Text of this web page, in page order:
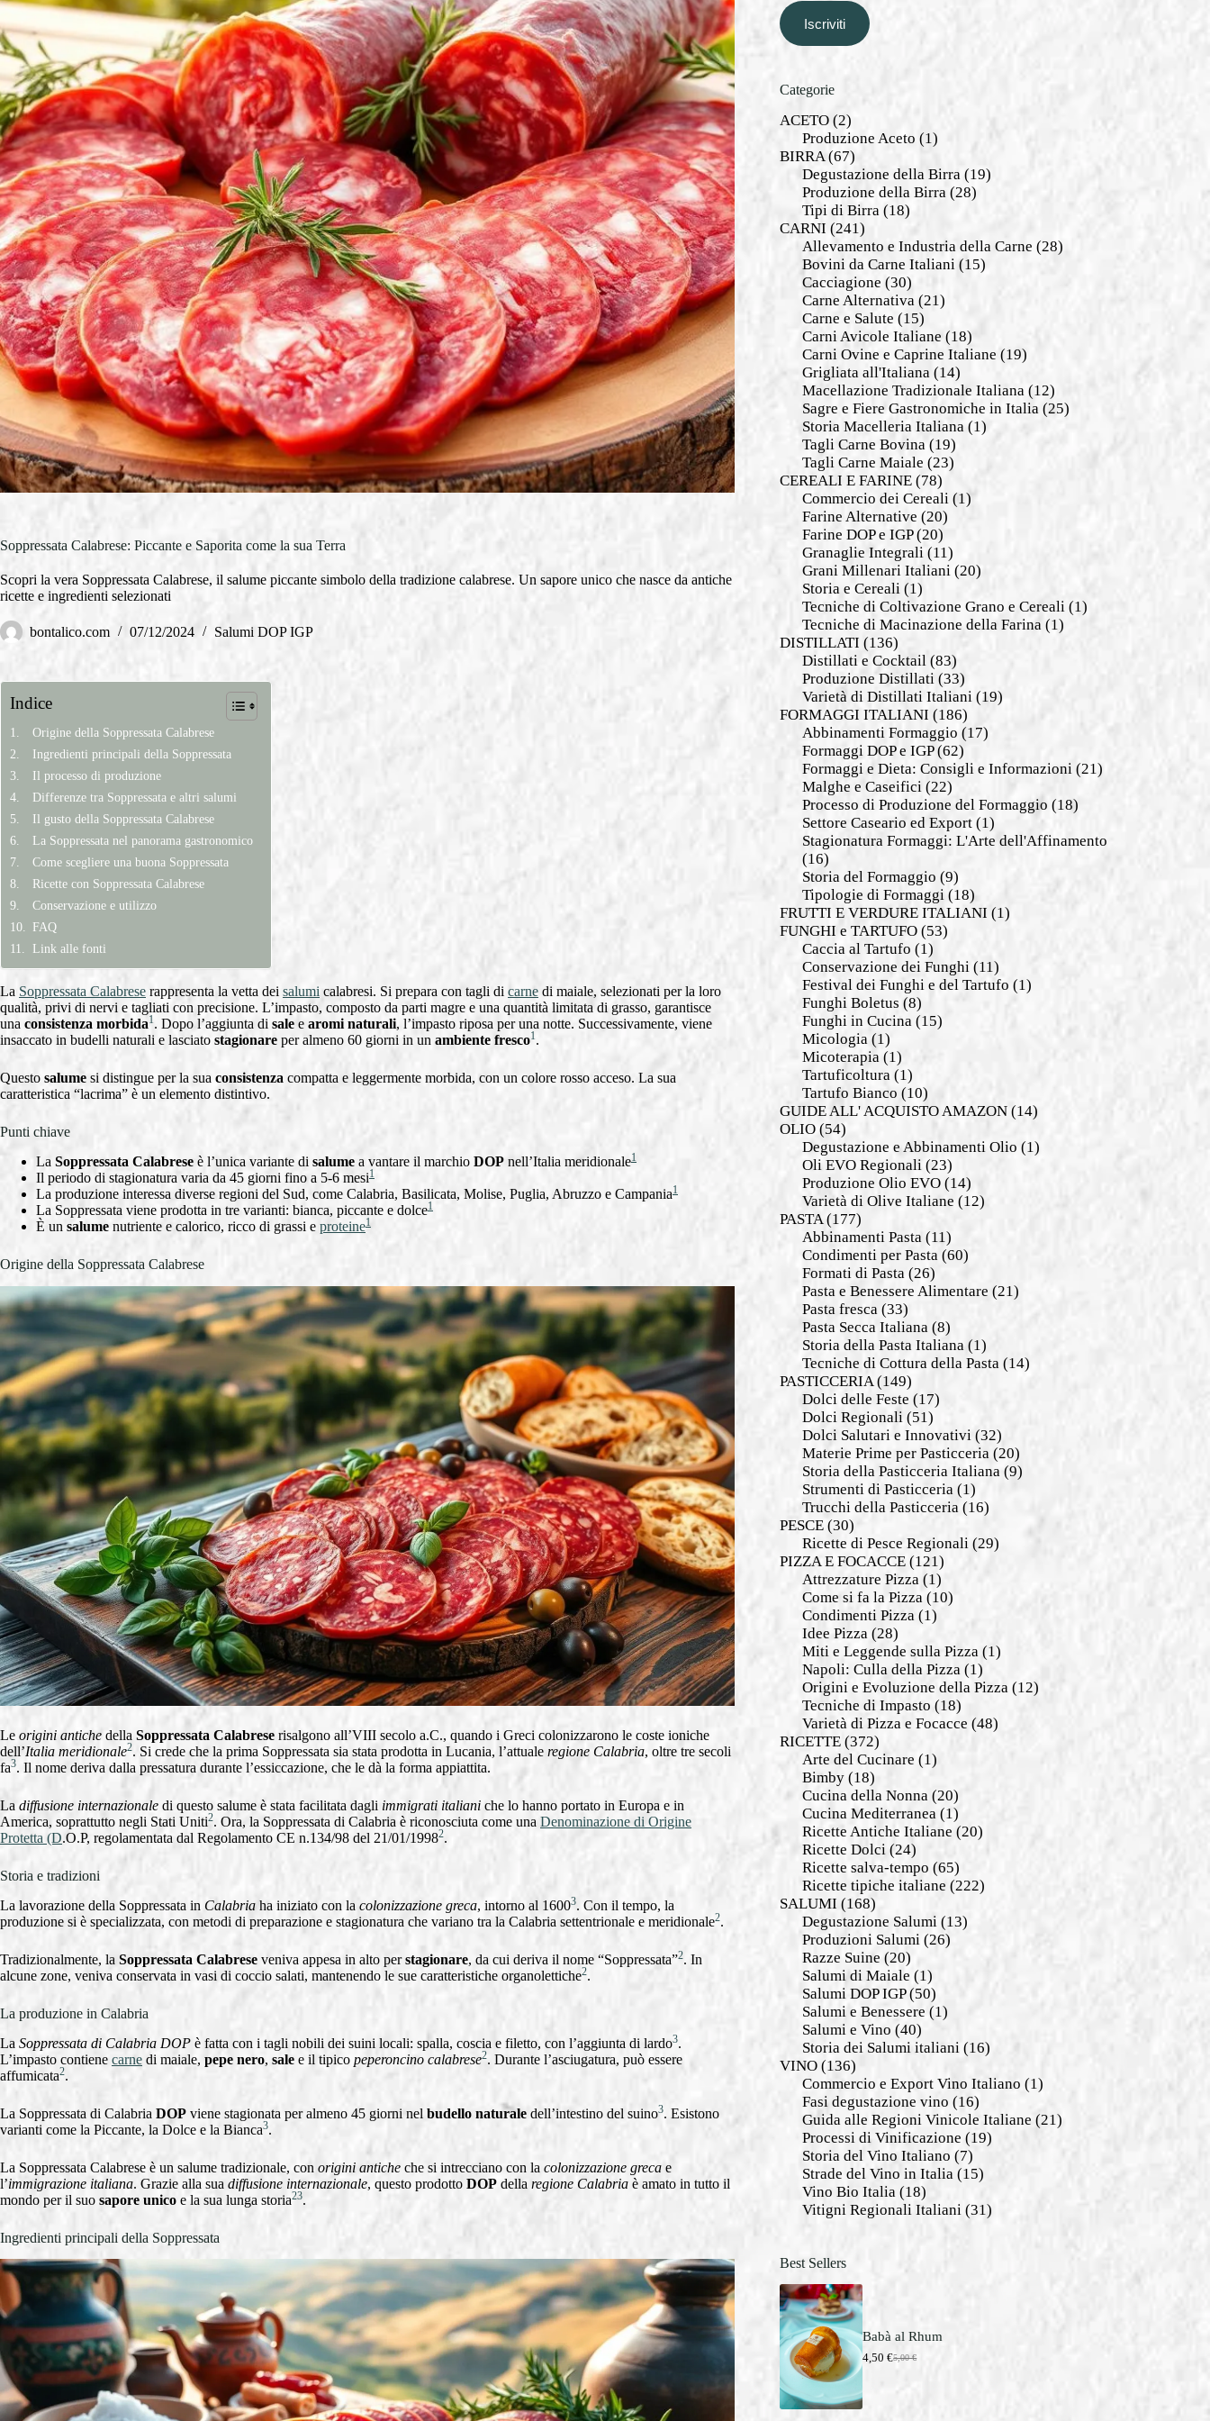
Soppressata Calabrese: Piccante e Saporita come la sua Terra
Scopri la vera Soppressata Calabrese, il salume piccante simbolo della tradizione calabrese. Un sapore unico che nasce da antiche
ricette e ingredienti selezionati
bontalico.com 07/12/2024 Salumi DOP IGP
Indice
Origine della Soppressata Calabrese
Ingredienti principali della Soppressata
Il processo di produzione
Differenze tra Soppressata e altri salumi
Il gusto della Soppressata Calabrese
La Soppressata nel panorama gastronomico
Come scegliere una buona Soppressata
Ricette con Soppressata Calabrese
Conservazione e utilizzo
FAQ
Link alle fonti
La Soppressata Calabrese rappresenta la vetta dei salumi calabresi. Si prepara con tagli di carne di maiale, selezionati per la loro
qualità, privi di nervi e tagliati con precisione. L’impasto, composto da parti magre e una quantità limitata di grasso, garantisce
una consistenza morbida1. Dopo l’aggiunta di sale e aromi naturali, l’impasto riposa per una notte. Successivamente, viene
insaccato in budelli naturali e lasciato stagionare per almeno 60 giorni in un ambiente fresco1.
Questo salume si distingue per la sua consistenza compatta e leggermente morbida, con un colore rosso acceso. La sua
caratteristica “lacrima” è un elemento distintivo.
Punti chiave
La Soppressata Calabrese è l’unica variante di salume a vantare il marchio DOP nell’Italia meridionale1
Il periodo di stagionatura varia da 45 giorni fino a 5-6 mesi1
La produzione interessa diverse regioni del Sud, come Calabria, Basilicata, Molise, Puglia, Abruzzo e Campania1
La Soppressata viene prodotta in tre varianti: bianca, piccante e dolce1
È un salume nutriente e calorico, ricco di grassi e proteine1
Origine della Soppressata Calabrese
Le origini antiche della Soppressata Calabrese risalgono all’VIII secolo a.C., quando i Greci colonizzarono le coste ioniche
dell’Italia meridionale2. Si crede che la prima Soppressata sia stata prodotta in Lucania, l’attuale regione Calabria, oltre tre secoli
fa3. Il nome deriva dalla pressatura durante l’essiccazione, che le dà la forma appiattita.
La diffusione internazionale di questo salume è stata facilitata dagli immigrati italiani che lo hanno portato in Europa e in
America, soprattutto negli Stati Uniti2. Ora, la Soppressata di Calabria è riconosciuta come una Denominazione di Origine
Protetta (D.O.P, regolamentata dal Regolamento CE n.134/98 del 21/01/19982.
Storia e tradizioni
La lavorazione della Soppressata in Calabria ha iniziato con la colonizzazione greca, intorno al 16003. Con il tempo, la
produzione si è specializzata, con metodi di preparazione e stagionatura che variano tra la Calabria settentrionale e meridionale2.
Tradizionalmente, la Soppressata Calabrese veniva appesa in alto perstagionare, da cui deriva il nome “Soppressata”2. In
alcune zone, veniva conservata in vasi di coccio salati, mantenendo le sue caratteristiche organolettiche2.
La produzione in Calabria
La Soppressata di Calabria DOP è fatta con i tagli nobili dei suini locali: spalla, coscia e filetto, con l’aggiunta di lardo3.
L’impasto contiene carne di maiale, pepe nero, sale e il tipico peperoncino calabrese2. Durante l’asciugatura, può essere
affumicata2.
La Soppressata di Calabria DOP viene stagionata per almeno 45 giorni nel budello naturale dell’intestino del suino3. Esistono
varianti come la Piccante, la Dolce e la Bianca3.
La Soppressata Calabrese è un salume tradizionale, con origini antiche che si intrecciano con la colonizzazione greca e
l’immigrazione italiana. Grazie alla sua diffusione internazionale, questo prodotto DOP della regione Calabria è amato in tutto il
mondo per il suo sapore unico e la sua lunga storia23.
Ingredienti principali della Soppressata
Iscriviti
Categorie
ACETO(2)
Produzione Aceto (1)
BIRRA(67)
Degustazione della Birra (19)
Produzione della Birra (28)
Tipi di Birra (18)
CARNI (241)
Allevamento e Industria della Carne (28)
Bovini da Carne Italiani (15)
Cacciagione (30)
Carne Alternativa (21)
Carne e Salute (15)
Carni Avicole Italiane (18)
Carni Ovine e Caprine Italiane (19)
Grigliata all'Italiana (14)
Macellazione Tradizionale Italiana (12)
Sagre e Fiere Gastronomiche in Italia (25)
Storia Macelleria Italiana (1)
Tagli Carne Bovina (19)
Tagli Carne Maiale (23)
CEREALI E FARINE(78)
Commercio dei Cereali (1)
Farine Alternative (20)
Farine DOP e IGP(20)
Granaglie Integrali (11)
Grani Millenari Italiani (20)
Storia e Cereali (1)
Tecniche di Coltivazione Grano e Cereali (1)
Tecniche di Macinazione della Farina (1)
DISTILLATI (136)
Distillati e Cocktail (83)
Produzione Distillati (33)
Varietà di Distillati Italiani (19)
FORMAGGI ITALIANI (186)
Abbinamenti Formaggio (17)
Formaggi DOP e IGP(62)
Formaggi e Dieta: Consigli e Informazioni (21)
Malghe e Caseifici (22)
Processo di Produzione del Formaggio (18)
Settore Caseario ed Export(1)
Stagionatura Formaggi: L'Arte dell'Affinamento
(16)
Storia del Formaggio (9)
Tipologie di Formaggi (18)
FRUTTI E VERDURE ITALIANI (1)
FUNGHI e TARTUFO(53)
Caccia al Tartufo (1)
Conservazione dei Funghi (11)
Festival dei Funghi e del Tartufo (1)
Funghi Boletus (8)
Funghi in Cucina (15)
Micologia (1)
Micoterapia (1)
Tartuficoltura (1)
Tartufo Bianco (10)
GUIDE ALL' ACQUISTO AMAZON(14)
OLIO(54)
Degustazione e Abbinamenti Olio (1)
Oli EVO Regionali (23)
Produzione Olio EVO(14)
Varietà di Olive Italiane (12)
PASTA(177)
Abbinamenti Pasta (11)
Condimenti per Pasta (60)
Formati di Pasta (26)
Pasta e Benessere Alimentare (21)
Pasta fresca (33)
Pasta Secca Italiana (8)
Storia della Pasta Italiana (1)
Tecniche di Cottura della Pasta (14)
PASTICCERIA(149)
Dolci delle Feste (17)
Dolci Regionali (51)
Dolci Salutari e Innovativi (32)
Materie Prime per Pasticceria (20)
Storia della Pasticceria Italiana (9)
Strumenti di Pasticceria (1)
Trucchi della Pasticceria (16)
PESCE(30)
Ricette di Pesce Regionali (29)
PIZZA E FOCACCE(121)
Attrezzature Pizza (1)
Come si fa la Pizza (10)
Condimenti Pizza (1)
Idee Pizza (28)
Miti e Leggende sulla Pizza (1)
Napoli: Culla della Pizza (1)
Origini e Evoluzione della Pizza (12)
Tecniche di Impasto (18)
Varietà di Pizza e Focacce (48)
RICETTE(372)
Arte del Cucinare (1)
Bimby(18)
Cucina della Nonna (20)
Cucina Mediterranea (1)
Ricette Antiche Italiane (20)
Ricette Dolci (24)
Ricette salva-tempo (65)
Ricette tipiche italiane (222)
SALUMI (168)
Degustazione Salumi (13)
Produzioni Salumi (26)
Razze Suine (20)
Salumi di Maiale (1)
Salumi DOP IGP(50)
Salumi e Benessere (1)
Salumi e Vino (40)
Storia dei Salumi italiani (16)
VINO(136)
Commercio e Export Vino Italiano (1)
Fasi degustazione vino (16)
Guida alle Regioni Vinicole Italiane (21)
Processi di Vinificazione (19)
Storia del Vino Italiano (7)
Strade del Vino in Italia (15)
Vino Bio Italia (18)
Vitigni Regionali Italiani (31)
Best Sellers
Babà al Rhum
5,00€
I
4,50€
I